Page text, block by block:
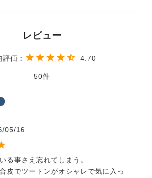
4.70
50
05/16
る事さえ忘れてしまう。
皮でツートンがオシャレで気に入っ